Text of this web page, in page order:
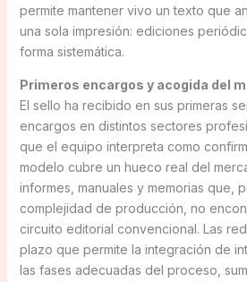
permite mantener vivo un texto que
una sola impresión: ediciones
forma sistemática.
Primeros encargos y acogida del
El sello ha recibido en sus primeras
encargos en distintos sectores
que el equipo interpreta como
modelo cubre un hueco real del
informes, manuales y memorias que,
complejidad de producción, no
circuito editorial convencional. Las
plazo que permite la integración de
las fases adecuadas del proceso,